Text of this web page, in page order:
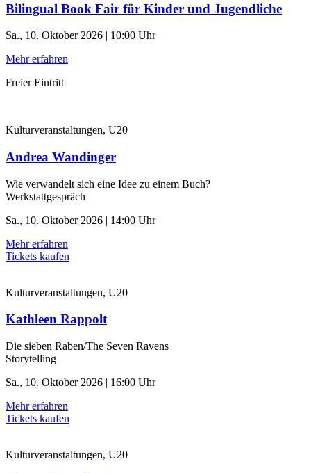
Bilingual Book Fair für Kinder und Jugendliche
Sa., 10. Oktober 2026 | 10:00 Uhr
Mehr erfahren
Freier Eintritt
Kulturveranstaltungen, U20
Andrea Wandinger
Wie verwandelt sich eine Idee zu einem Buch?
Werkstattgespräch
Sa., 10. Oktober 2026 | 14:00 Uhr
Mehr erfahren
Tickets kaufen
Kulturveranstaltungen, U20
Kathleen Rappolt
Die sieben Raben/The Seven Ravens
Storytelling
Sa., 10. Oktober 2026 | 16:00 Uhr
Mehr erfahren
Tickets kaufen
Kulturveranstaltungen, U20